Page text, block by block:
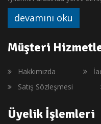
devamını oku
Müşteri
Hakkımızda
Satış Sözleşmesi
Üyelik İşlemleri